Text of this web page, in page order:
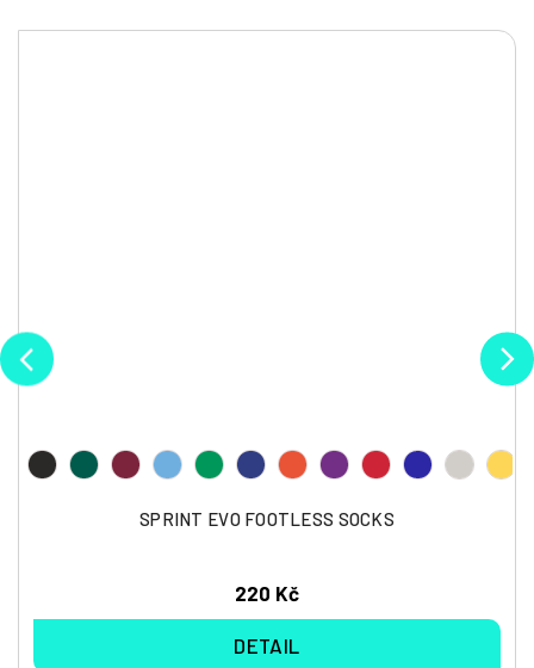
SPRINT EVO FOOTLESS SOCKS
220 Kč
DETAIL